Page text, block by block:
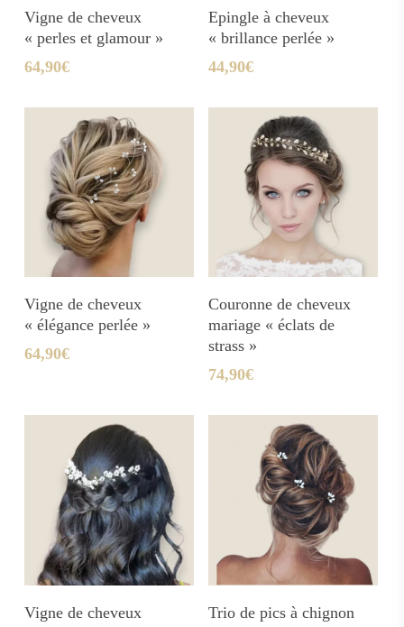
Ajouter Au Panier
Vigne de cheveux
« perles et glamour »
64,90€
Ajouter Au Panier
Epingle à cheveux
« brillance perlée »
44,90€
Ajouter Au Panier
Vigne de cheveux
« élégance perlée »
64,90€
Ajouter Au Panier
Couronne de cheveux
mariage « éclats de
strass »
74,90€
Ajouter Au Panier
Vigne de cheveux
Ajouter Au Panier
Trio de pics à chignon